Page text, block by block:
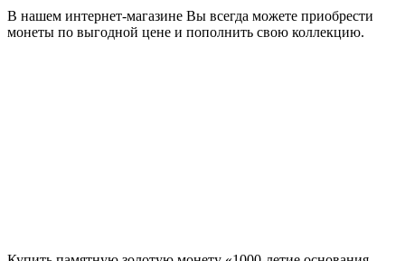
В нашем интернет-магазине Вы всегда можете приобрести
монеты по выгодной цене и пополнить свою коллекцию.